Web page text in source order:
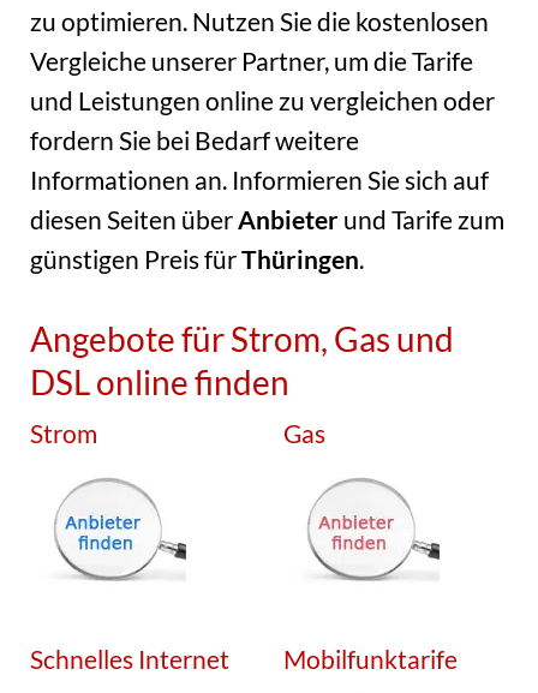
zu optimieren. Nutzen Sie die kostenlosen
Vergleiche unserer Partner, um die Tarife
und Leistungen online zu vergleichen oder
fordern Sie bei Bedarf weitere
Informationen an. Informieren Sie sich auf
diesen Seiten überAnbieterund Tarife zum
günstigen Preis fürThüringen.
Angebote für Strom, Gas und
DSL online finden
Strom Gas
Schnelles Internet Mobilfunktarife